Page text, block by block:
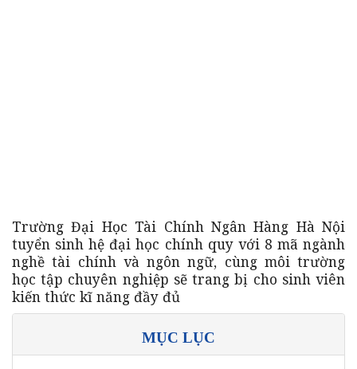
Trường Đại Học Tài Chính Ngân Hàng Hà Nội
tuyển sinh hệ đại học chính quy với 8 mã ngành
nghề tài chính và ngôn ngữ, cùng môi trường
học tập chuyên nghiệp sẽ trang bị cho sinh viên
kiến thức kĩ năng đầy đủ
MỤC LỤC